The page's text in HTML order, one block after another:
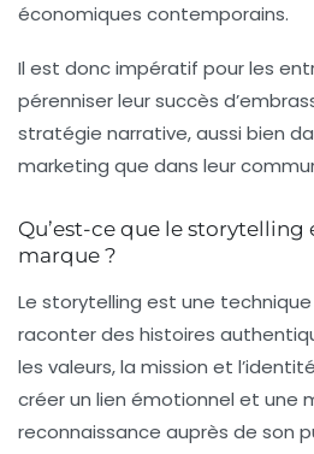
économiques contemporains.
Il est donc impératif pour les
pérenniser leur succès
stratégie narrative, aussi bien
marketing que dans leur
Qu’est-ce que le storytelling
marque ?
Le storytelling est une
raconter des histoires
les valeurs, la mission et
créer un lien émotionnel et une
reconnaissance auprès de son